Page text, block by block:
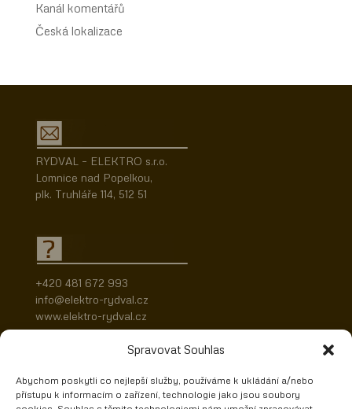
Spravovat Souhlas
Abychom poskytli co nejlepší služby, používáme k ukládání a/nebo
přístupu k informacím o zařízení, technologie jako jsou soubory
Kanál komentářů
Česká lokalizace
RYDVAL – ELEKTRO s.r.o.
Lomnice nad Popelkou,
plk. Truhláře 114, 512 51
+420 481 672 993
info@elektro-rydval.cz
www.elektro-rydval.cz